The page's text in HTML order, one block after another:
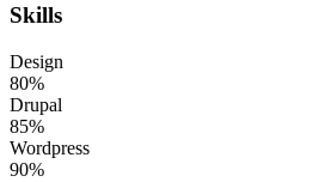
Skills
Design
80%
Drupal
85%
Wordpress
90%